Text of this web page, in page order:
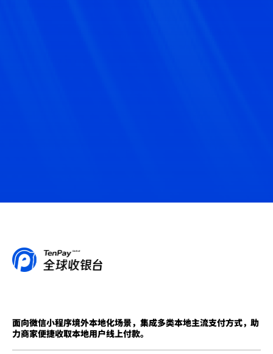
面向微信小程序境外本地化场景，集成多类本地主流支付方式，助
力商家便捷收取本地用户线上付款。